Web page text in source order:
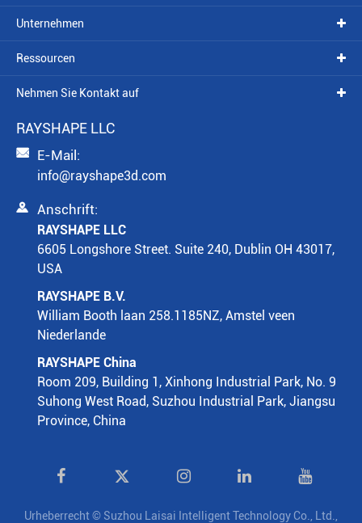
Unternehmen
Ressourcen
Nehmen Sie Kontakt auf
RAYSHAPE LLC
 E-Mail:
info@rayshape3d.com
 Anschrift:
RAYSHAPE LLC
6605 Longshore Street. Suite 240, Dublin OH 43017,
USA
RAYSHAPE B.V.
William Booth laan 258.1185NZ, Amstel veen
Niederlande
RAYSHAPE China
Room 209, Building 1, Xinhong Industrial Park, No. 9
Suhong West Road, Suzhou Industrial Park, Jiangsu
Province, China

Urheberrecht © Suzhou Laisai Intelligent Technology Co., Ltd.,